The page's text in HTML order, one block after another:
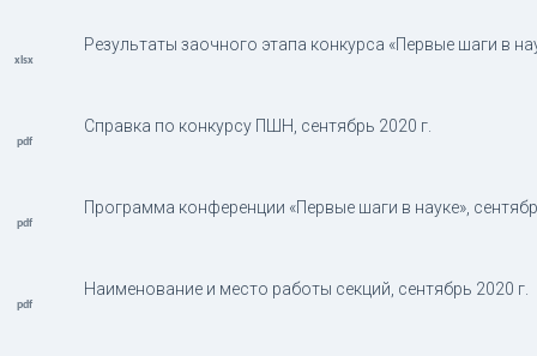
Результаты заочного этапа конкурса «Первые шаги в
Справка по конкурсу ПШН, сентябрь 2020 г.
Программа конференции «Первые шаги в науке»,
Наименование и место работы секций, сентябрь 2020 г.